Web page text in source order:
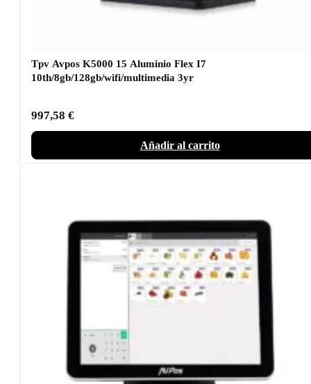
Tpv Avpos K5000 15 Aluminio Flex I7
10th/8gb/128gb/wifi/multimedia 3yr
997,58 €
Añadir al carrito